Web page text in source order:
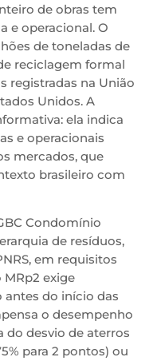
de obras tem
e operacional. O
de toneladas de
reciclagem formal
registradas na União
Unidos. A
ela indica
e operacionais
mercados, que
brasileiro com
Condomínio
de resíduos,
em requisitos
exige
do início das
o desempenho
do desvio de aterros
para 2 pontos) ou